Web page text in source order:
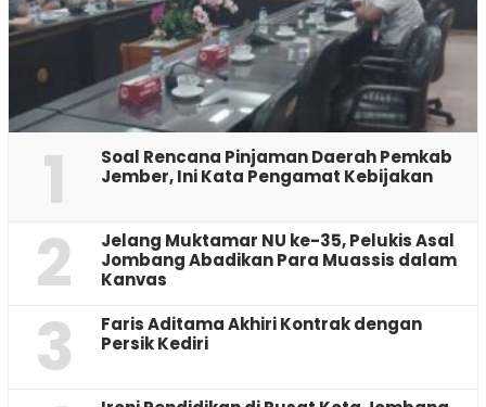
1
‎Soal Rencana Pinjaman Daerah Pemkab
Jember, Ini Kata Pengamat Kebijakan ‎
2
Jelang Muktamar NU ke-35, Pelukis Asal
Jombang Abadikan Para Muassis dalam
Kanvas
3
Faris Aditama Akhiri Kontrak dengan
Persik Kediri